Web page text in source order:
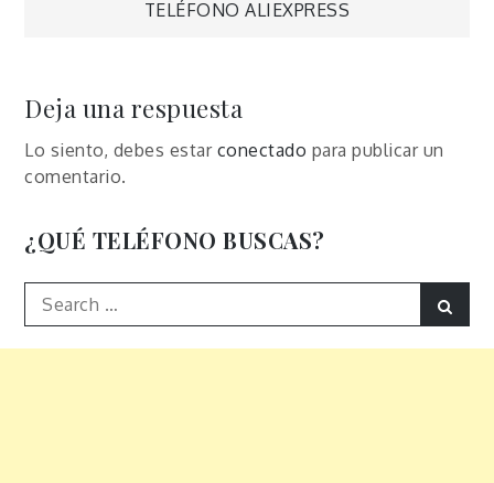
entradas
TELÉFONO ALIEXPRESS
Deja una respuesta
Lo siento, debes estar conectado para publicar un
comentario.
¿QUÉ TELÉFONO BUSCAS?
Search
for: